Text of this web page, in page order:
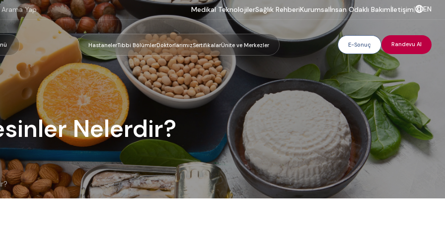
Medikal TeknolojilerSağlık RehberiKurumsalİnsan Odaklı Bakımİletişim| EN
HastanelerTıbbi BölümlerDoktorlarımızSertifikalarÜnite ve Merkezler E-Sonuç Randevu Al
Nelerdir?